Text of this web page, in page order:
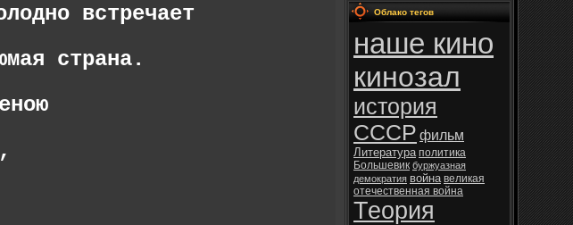
встречает
страна.
Облако тегов
наше кино
кинозал
история
СССР фильм
Литература политика
Большевик буржуазная
демократия война великая
отечественная война
Теория